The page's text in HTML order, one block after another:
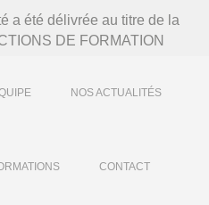
a été délivrée au titre de la
DE FORMATION
NOS ACTUALITÉS
CONTACT